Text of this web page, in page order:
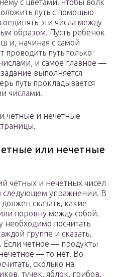
с цветами. Чтобы волк
путь с помощью
эти числа между
образом. Пусть ребенок
и, начиная с самой
путь только
и самое главное —
выполняется
путь прокладывается
числами.
четные и нечетные
или нечетные
четных и нечетных чисел
следующем упражнении. В
сказать, какие
поровну между собой.
необходимо посчитать
группе и сказать,
Если четное — продукты
— то нет. Во
сколько на
тучек, яблок, грибов,